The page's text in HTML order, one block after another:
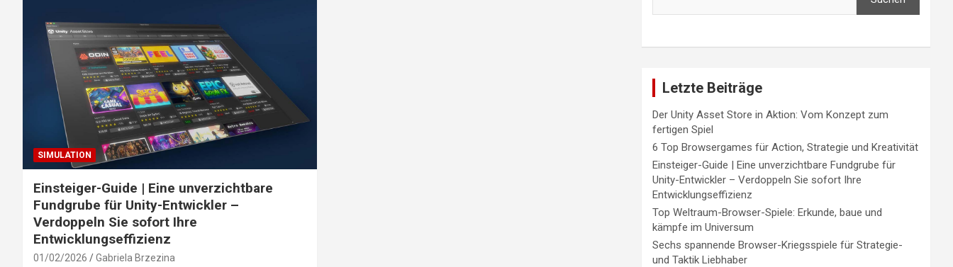
SIMULATION
Einsteiger-Guide | Eine unverzichtbare
Fundgrube für Unity-Entwickler –
Verdoppeln Sie sofort Ihre
Entwicklungseffizienz
01/02/2026 Gabriela Brzezina
Letzte Beiträge
Der Unity Asset Store in Aktion: Vom Konzept zum
fertigen Spiel
6 Top Browsergames für Action, Strategie und Kreativität
Einsteiger-Guide | Eine unverzichtbare Fundgrube für
Unity-Entwickler – Verdoppeln Sie sofort Ihre
Entwicklungseffizienz
Top Weltraum-Browser-Spiele: Erkunde, baue und
kämpfe im Universum
Sechs spannende Browser-Kriegsspiele für Strategie-
und Taktik Liebhaber